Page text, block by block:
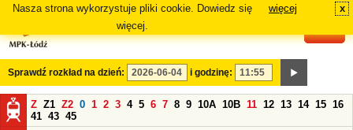
Nasza strona wykorzystuje pliki cookie. Dowiedz się
więcej.
więcej x
Sprawdź rozkład na dzień: i godzinę:
Z Z1 Z2 0 1 2 3 4 5 6 7 8 9 10A 10B 11 12 13 14 15 16
41 43 45